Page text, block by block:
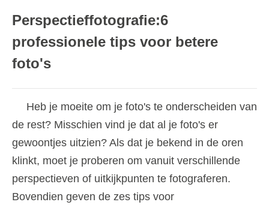
Perspectieffotografie:6
professionele tips voor betere
foto's
Heb je moeite om je foto's te onderscheiden van
de rest? Misschien vind je dat al je foto's er
gewoontjes uitzien? Als dat je bekend in de oren
klinkt, moet je proberen om vanuit verschillende
perspectieven of uitkijkpunten te fotograferen.
Bovendien geven de zes tips voor